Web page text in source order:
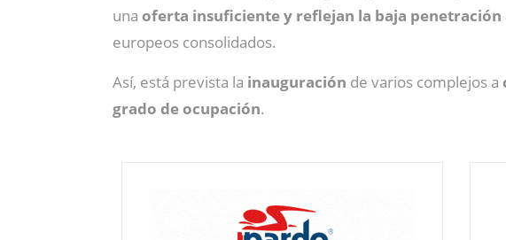
una oferta insuficiente y reflejan la baja
europeos consolidados.
Así, está prevista la inauguración de varios complejos a
grado de ocupación.